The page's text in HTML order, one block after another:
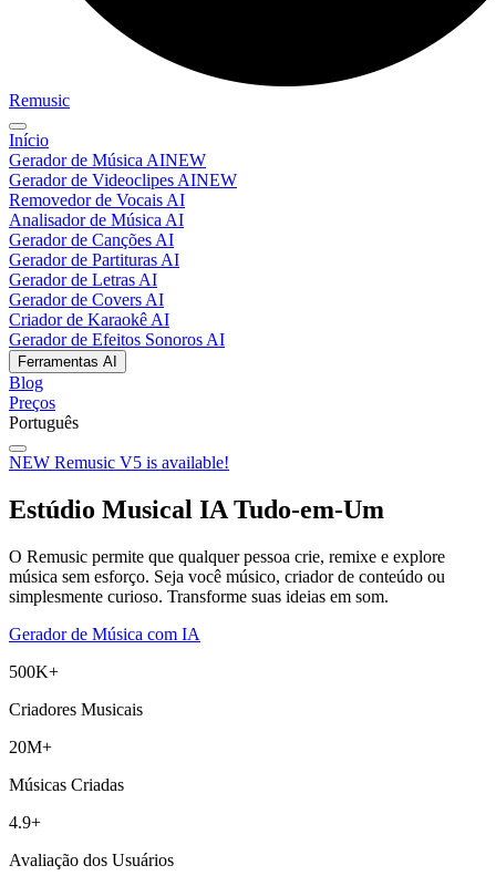
Remusic
Início
Gerador de Música AINEW
Gerador de Videoclipes AINEW
Removedor de Vocais AI
Analisador de Música AI
Gerador de Canções AI
Gerador de Partituras AI
Gerador de Letras AI
Gerador de Covers AI
Criador de Karaokê AI
Gerador de Efeitos Sonoros AI
Ferramentas AI
Blog
Preços
Português
NEW Remusic V5 is available!
Estúdio Musical IA Tudo-em-Um
O Remusic permite que qualquer pessoa crie, remixe e explore
música sem esforço. Seja você músico, criador de conteúdo ou
simplesmente curioso. Transforme suas ideias em som.
Gerador de Música com IA
500K+
Criadores Musicais
20M+
Músicas Criadas
4.9+
Avaliação dos Usuários